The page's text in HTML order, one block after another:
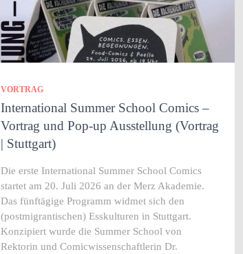
VORTRAG
International Summer School Comics –
Vortrag und Pop-up Ausstellung (Vortrag
| Stuttgart)
Die erste International Summer School Comics
startet am 20. Juli 2026 an der Merz Akademie.
Das fünftägige Programm widmet sich den
(postmigrantischen) Esskulturen in Stuttgart.
Konzipiert wurde die Summer School von
Rektorin und Comicwissenschaftlerin Dr.